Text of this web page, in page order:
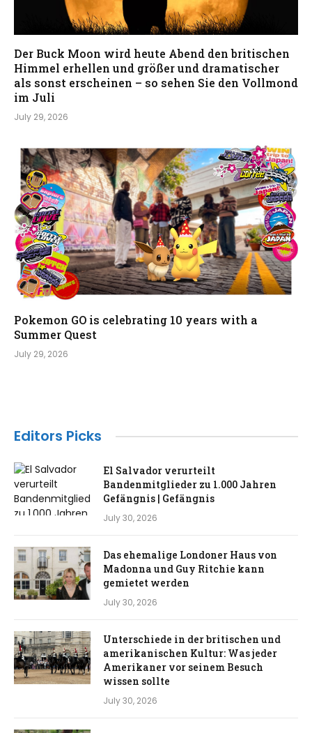
Der Buck Moon wird heute Abend den britischen
Himmel erhellen und größer und dramatischer
als sonst erscheinen – so sehen Sie den Vollmond
im Juli
July 29, 2026
Pokemon GO is celebrating 10 years with a
Summer Quest
July 29, 2026
Editors Picks
El Salvador verurteilt
Bandenmitglieder zu 1.000 Jahren
Gefängnis | Gefängnis
July 30, 2026
Das ehemalige Londoner Haus von
Madonna und Guy Ritchie kann
gemietet werden
July 30, 2026
Unterschiede in der britischen und
amerikanischen Kultur: Was jeder
Amerikaner vor seinem Besuch
wissen sollte
July 30, 2026